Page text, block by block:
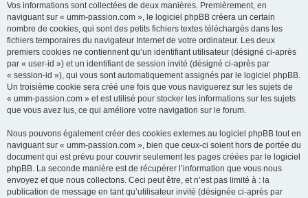
Vos informations sont collectées de deux manières. Premièrement, en
naviguant sur « umm-passion.com », le logiciel phpBB créera un certain
nombre de cookies, qui sont des petits fichiers textes téléchargés dans les
fichiers temporaires du navigateur Internet de votre ordinateur. Les deux
premiers cookies ne contiennent qu’un identifiant utilisateur (désigné ci-après
par « user-id ») et un identifiant de session invité (désigné ci-après par
« session-id »), qui vous sont automatiquement assignés par le logiciel phpBB.
Un troisième cookie sera créé une fois que vous naviguerez sur les sujets de
« umm-passion.com » et est utilisé pour stocker les informations sur les sujets
que vous avez lus, ce qui améliore votre navigation sur le forum.
Nous pouvons également créer des cookies externes au logiciel phpBB tout en
naviguant sur « umm-passion.com », bien que ceux-ci soient hors de portée du
document qui est prévu pour couvrir seulement les pages créées par le logiciel
phpBB. La seconde manière est de récupérer l’information que vous nous
envoyez et que nous collectons. Ceci peut être, et n’est pas limité à : la
publication de message en tant qu’utilisateur invité (désignée ci-après par